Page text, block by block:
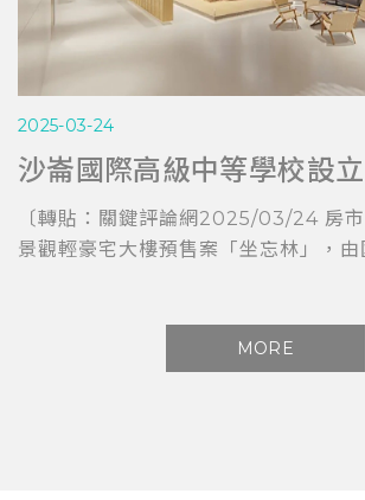
2025-03-24
〔轉貼：關鍵評論網2025/03/24 房
景觀輕豪宅大樓預售案「坐忘林」，由
MORE